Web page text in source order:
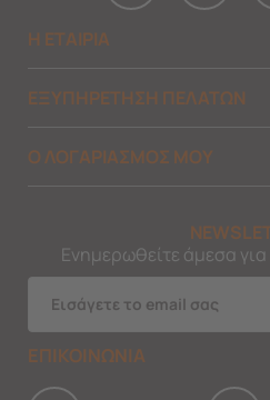
Η ΕΤΑΙΡΙΑ
ΕΞΥΠΗΡΕΤΗΣΗ ΠΕΛΑΤΩΝ
Ο ΛΟΓΑΡΙΑΣΜΟΣ ΜΟΥ
Ενημερωθείτε άμεσα
ΕΠΙΚΟΙΝΩΝΙΑ